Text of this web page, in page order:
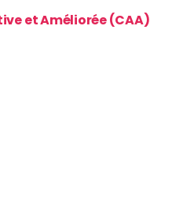
et Améliorée (CAA)